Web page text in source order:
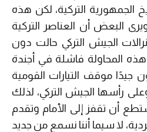
الجمهورية التركية، لكن هذه
البعض أن العناصر التركية
الجيش التركي حالت دون
المحاولة فاشلة في أجندة
جيدًا موقف التيارات القومية
رأسها الجيش التركي، لذلك
أن تقفز إلى الأمام وتقدم
لا سيما أننا نسمع من جديد